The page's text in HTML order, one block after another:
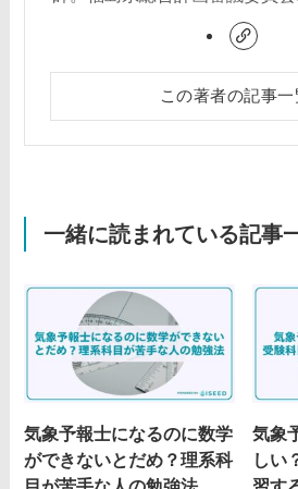
この著者の記事一
一緒に読まれている記事
気象予報士になるのに数学
ができないとだめ？理系科
気象
しい